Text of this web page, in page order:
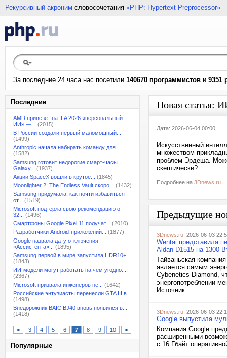
Рекурсивный акроним словосочетания «PHP: Hypertext Preprocessor»
За последние 24 часа нас посетили 140670 программистов и 9351
Последние
AMD привезёт на IFA 2026 «персональный
ИИ» —...
(2015)
В России создали первый маломощный...
(1499)
Anthropic начала набирать команду для...
(1582)
Samsung готовит недорогие смарт-часы
Galaxy...
(1937)
Акции SpaceX вошли в крутое...
(1845)
Moonlighter 2: The Endless Vault скоро...
(1432)
Samsung придумала, как почти избавиться
от...
(1519)
Microsoft подтёрла свою рекомендацию о
32...
(1496)
Смартфоны Google Pixel 11 получат...
(2010)
Разработчики Android-приложений...
(1877)
Google назвала дату отключения
«Ассистента»...
(1895)
Samsung первой в мире запустила HDR10+...
(1843)
ИИ-модели могут работать на чём угодно:...
(2367)
Microsoft призвала инженеров не...
(1642)
Российские энтузиасты перенесли GTA III в...
(1498)
Внедорожник BAIC BJ40 вновь появился в...
(1418)
< 3 4 5 6 7 8 9 10 >
Популярные
Новая статья:
Дата: 2026-06-04 00:00
Искусственный
множеством
проблем Эрдёша.
скептически?
Подробнее на 3Dnews.ru
Предыдущие
3Dnews.ru , 2026-06-03
Wentai представила
Aldan-D1515 на 1300
Тайваньская
является самым
Cybenetics Diamond,
энергопотреблении
Источник...
3Dnews.ru , 2026-06-03
Google выпустила
Компания Google
расширенными
с 16 Гбайт